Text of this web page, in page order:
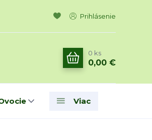
Prihlásenie
0 ks
0,00 €
Viac